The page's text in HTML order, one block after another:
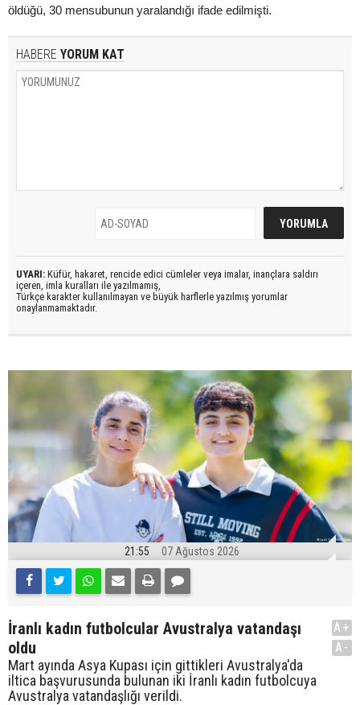
öldüğü, 30 mensubunun yaralandığı ifade edilmişti.
HABERE YORUM KAT
UYARI: Küfür, hakaret, rencide edici cümleler veya imalar, inançlara saldırı
içeren, imla kuralları ile yazılmamış,
Türkçe karakter kullanılmayan ve büyük harflerle yazılmış yorumlar
onaylanmamaktadır.
21:55 07 Ağustos 2026
İranlı kadın futbolcular Avustralya vatandaşı
oldu
Mart ayında Asya Kupası için gittikleri Avustralya'da
iltica başvurusunda bulunan iki İranlı kadın futbolcuya
Avustralya vatandaşlığı verildi.
A+
A-